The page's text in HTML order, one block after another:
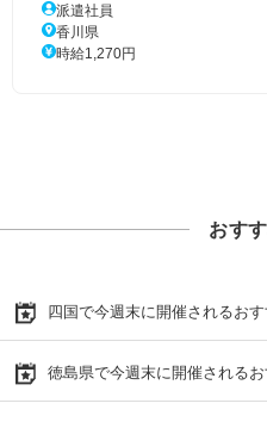
派遣社員
香川県
時給1,270円
おす
四国で今週末に開催されるお
徳島県で今週末に開催される